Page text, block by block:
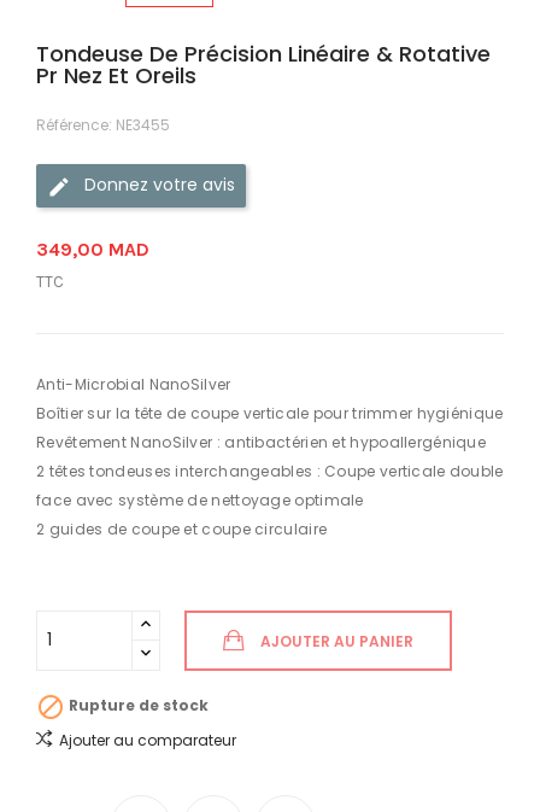
Tondeuse De Précision Linéaire & Rotative
Pr Nez Et Oreils
Référence: NE3455
Donnez votre avis
349,00 MAD
TTC
Anti-Microbial NanoSilver
Boîtier sur la tête de coupe verticale pour trimmer hygiénique
Revêtement NanoSilver : antibactérien et hypoallergénique
2 têtes tondeuses interchangeables : Coupe verticale double
face avec système de nettoyage optimale
2 guides de coupe et coupe circulaire
AJOUTER AU PANIER
 Rupture de stock
Ajouter au comparateur